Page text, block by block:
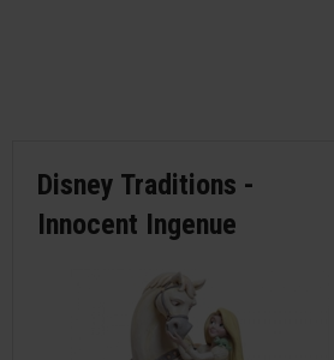
Disney Traditions -
Innocent Ingenue